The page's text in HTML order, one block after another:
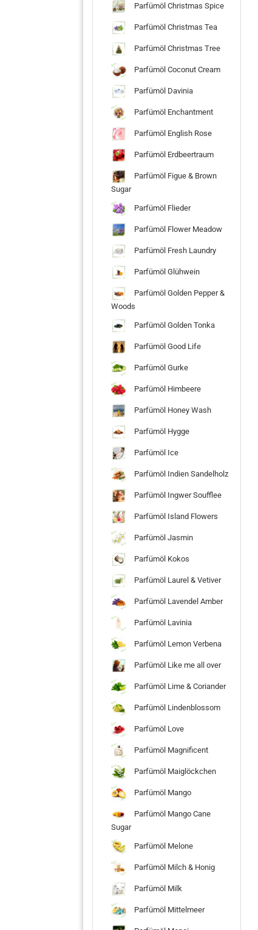
Parfümöl Christmas Spice
Parfümöl Christmas Tea
Parfümöl Christmas Tree
Parfümöl Coconut Cream
Parfümöl Davinia
Parfümöl Enchantment
Parfümöl English Rose
Parfümöl Erdbeertraum
Parfümöl Figue & Brown
Sugar
Parfümöl Flieder
Parfümöl Flower Meadow
Parfümöl Fresh Laundry
Parfümöl Glühwein
Parfümöl Golden Pepper &
Woods
Parfümöl Golden Tonka
Parfümöl Good Life
Parfümöl Gurke
Parfümöl Himbeere
Parfümöl Honey Wash
Parfümöl Hygge
Parfümöl Ice
Parfümöl Indien Sandelholz
Parfümöl Ingwer Soufflee
Parfümöl Island Flowers
Parfümöl Jasmin
Parfümöl Kokos
Parfümöl Laurel & Vetiver
Parfümöl Lavendel Amber
Parfümöl Lavinia
Parfümöl Lemon Verbena
Parfümöl Like me all over
Parfümöl Lime & Coriander
Parfümöl Lindenblossom
Parfümöl Love
Parfümöl Magnificent
Parfümöl Maiglöckchen
Parfümöl Mango
Parfümöl Mango Cane
Sugar
Parfümöl Melone
Parfümöl Milch & Honig
Parfümöl Milk
Parfümöl Mittelmeer